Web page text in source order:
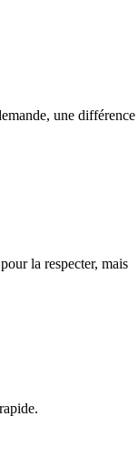
une différence
la respecter, mais